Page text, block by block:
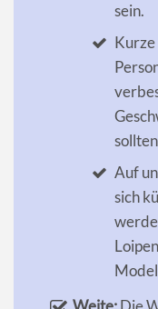
sein.
Kurze
Auf
sich